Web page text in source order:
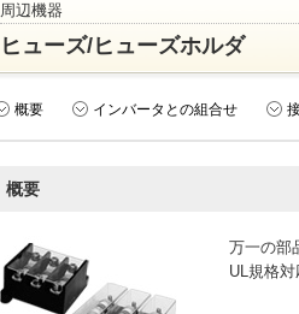
周辺機器
ヒューズ/ヒューズホルダ
概要 インバータとの組合せ
概要
万一の部
UL規格